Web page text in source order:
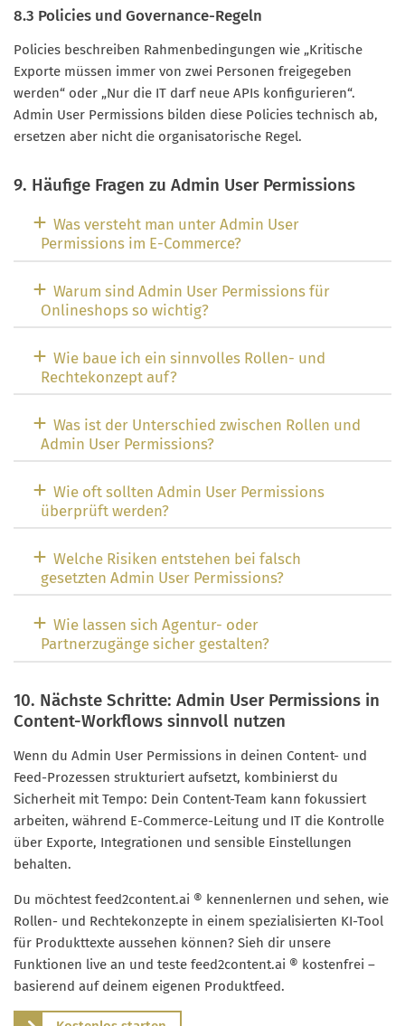
8.3 Policies und Governance-Regeln
Policies beschreiben Rahmenbedingungen wie „Kritische
Exporte müssen immer von zwei Personen freigegeben
werden“ oder „Nur die IT darf neue APIs konfigurieren“.
Admin User Permissions bilden diese Policies technisch ab,
ersetzen aber nicht die organisatorische Regel.
9. Häufige Fragen zu Admin User Permissions
Was versteht man unter Admin User
Permissions im E-Commerce?
Warum sind Admin User Permissions für
Onlineshops so wichtig?
Wie baue ich ein sinnvolles Rollen- und
Rechtekonzept auf?
Was ist der Unterschied zwischen Rollen und
Admin User Permissions?
Wie oft sollten Admin User Permissions
überprüft werden?
Welche Risiken entstehen bei falsch
gesetzten Admin User Permissions?
Wie lassen sich Agentur- oder
Partnerzugänge sicher gestalten?
10. Nächste Schritte: Admin User Permissions in
Content-Workflows sinnvoll nutzen
Wenn du Admin User Permissions in deinen Content- und
Feed-Prozessen strukturiert aufsetzt, kombinierst du
Sicherheit mit Tempo: Dein Content-Team kann fokussiert
arbeiten, während E-Commerce-Leitung und IT die Kontrolle
über Exporte, Integrationen und sensible Einstellungen
behalten.
Du möchtest feed2content.ai ® kennenlernen und sehen, wie
Rollen- und Rechtekonzepte in einem spezialisierten KI-Tool
für Produkttexte aussehen können? Sieh dir unsere
Funktionen live an und teste feed2content.ai ® kostenfrei –
basierend auf deinem eigenen Produktfeed.